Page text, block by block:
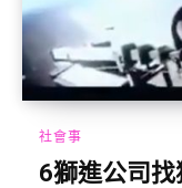
社會事
6獅進公司